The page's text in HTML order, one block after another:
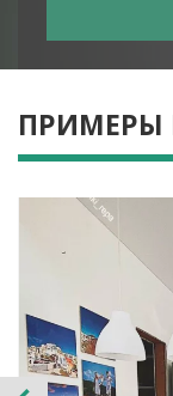
ПРИМЕРЫ